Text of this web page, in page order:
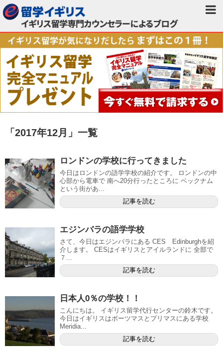
「 2017年12月 」 一覧
ロンドンの学校に行ってきました
今日はロンドンの語学学校の紹介です。 ロンドンの中
心部から電車で 南へ20分行ったところに ベックナム
という街があ...
記事を読む
エジンバラの語学学校
さて、今日はエジンバラにある CES Edinburghを紹
介します。 CESはイギリスとアイルランドに 全部で
７...
記事を読む
日本人0％の学校！！
こんにちは。 イギリス留学代行センターの鈴木です。
今日はイギリスはポーツマスとプリマスにある学校
Meridia...
記事を読む